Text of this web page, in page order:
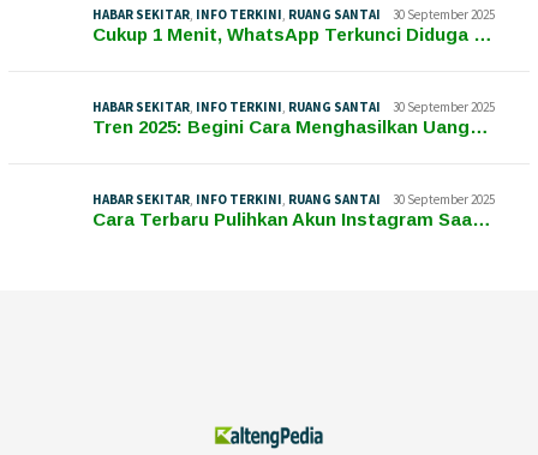
HABAR SEKITAR, INFO TERKINI, RUANG SANTAI 30 September 2025
Cukup 1 Menit, WhatsApp Terkunci Diduga …
HABAR SEKITAR, INFO TERKINI, RUANG SANTAI 30 September 2025
Tren 2025: Begini Cara Menghasilkan Uang…
HABAR SEKITAR, INFO TERKINI, RUANG SANTAI 30 September 2025
Cara Terbaru Pulihkan Akun Instagram Saa…